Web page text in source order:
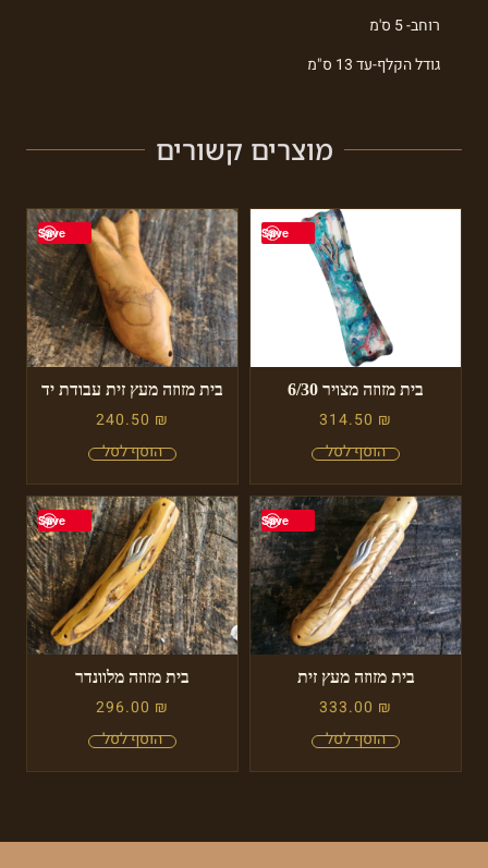
רוחב- 5 ס'מ
גודל הקלף-עד 13 ס"מ
מוצרים קשורים
Save
בית מזוזה מצויר 6/30
314.50 ₪
Save
בית מזוזה מעץ זית עבודת יד
240.50 ₪
Save
בית מזוזה מעץ זית
333.00 ₪
Save
בית מזוזה מלוונדר
296.00 ₪